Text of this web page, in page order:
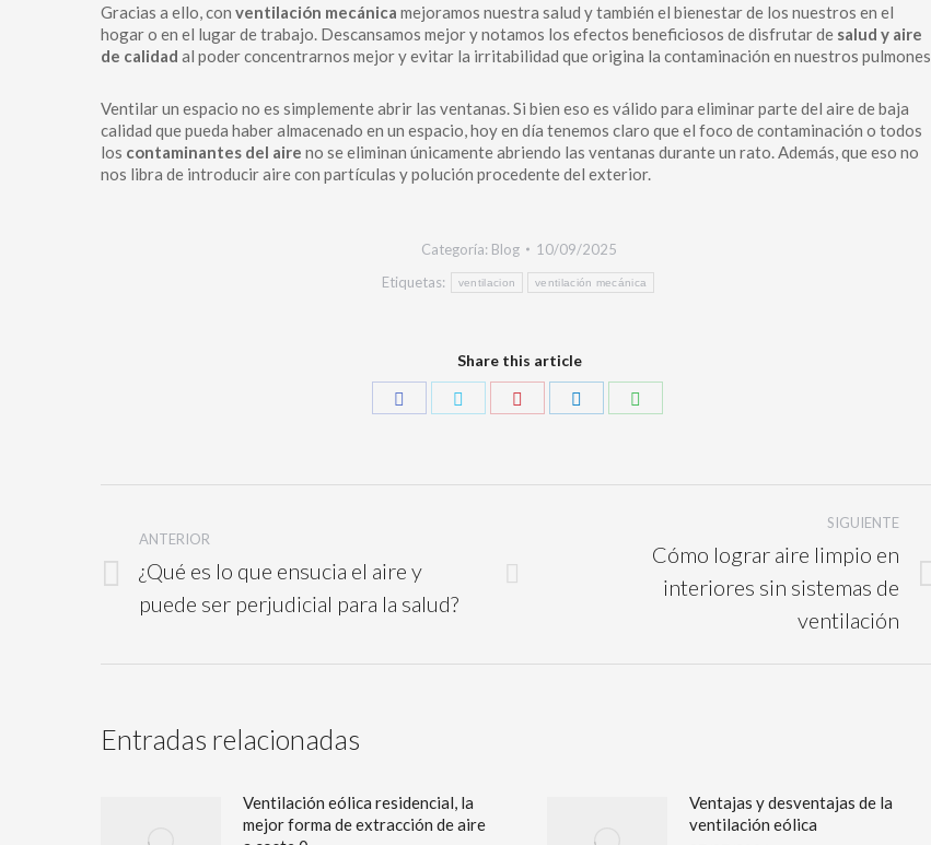
Gracias a ello, con ventilación mecánica mejoramos nuestra salud y también el bienestar de los nuestros en el
hogar o en el lugar de trabajo. Descansamos mejor y notamos los efectos beneficiosos de disfrutar de salud y aire
de calidad al poder concentrarnos mejor y evitar la irritabilidad que origina la contaminación en nuestros pulmones.
Ventilar un espacio no es simplemente abrir las ventanas. Si bien eso es válido para eliminar parte del aire de baja
calidad que pueda haber almacenado en un espacio, hoy en día tenemos claro que el foco de contaminación o todos
los contaminantes del aire no se eliminan únicamente abriendo las ventanas durante un rato. Además, que eso no
nos libra de introducir aire con partículas y polución procedente del exterior.
Categoría: Blog
10/09/2025
Etiquetas:
ventilacion ventilación mecánica
Share this article
ANTERIOR
¿Qué es lo que ensucia el aire y
puede ser perjudicial para la salud?
SIGUIENTE
Cómo lograr aire limpio en
interiores sin sistemas de
ventilación
Entradas relacionadas
Ventilación eólica residencial, la
mejor forma de extracción de aire
Ventajas y desventajas de la
ventilación eólica